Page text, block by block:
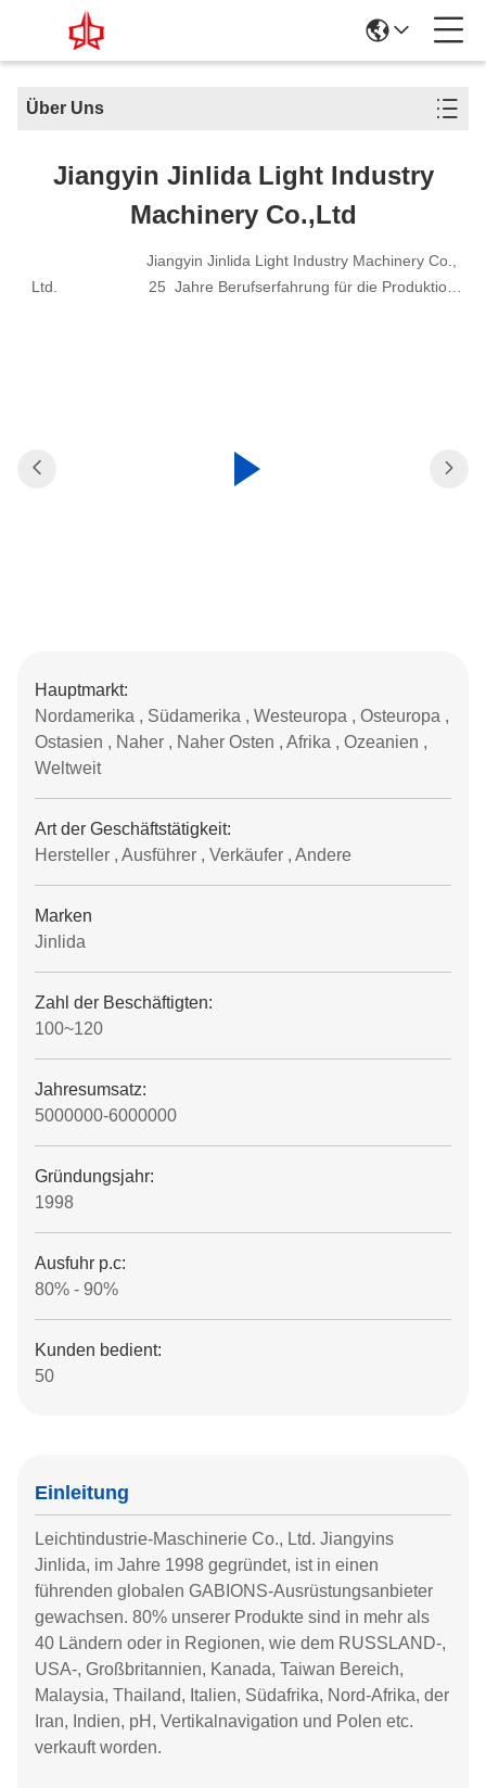
Über Uns
Jiangyin Jinlida Light Industry
Machinery Co.,Ltd
Ltd. 25 Jahre Berufserfahrung für die Produktion
Hauptmarkt:
Nordamerika , Südamerika , Westeuropa , Osteuropa ,
Ostasien , Naher , Naher Osten , Afrika , Ozeanien ,
Weltweit
Art der Geschäftstätigkeit:
Hersteller , Ausführer , Verkäufer , Andere
Marken
Jinlida
Zahl der Beschäftigten:
100~120
Jahresumsatz:
5000000-6000000
Gründungsjahr:
1998
Ausfuhr p.c:
80% - 90%
Kunden bedient:
50
Einleitung
Leichtindustrie-Maschinerie Co., Ltd. Jiangyins
Jinlida, im Jahre 1998 gegründet, ist in einen
führenden globalen GABIONS-Ausrüstungsanbieter
gewachsen. 80% unserer Produkte sind in mehr als
40 Ländern oder in Regionen, wie dem RUSSLAND-,
USA-, Großbritannien, Kanada, Taiwan Bereich,
Malaysia, Thailand, Italien, Südafrika, Nord-Afrika, der
Iran, Indien, pH, Vertikalnavigation und Polen etc.
verkauft worden.